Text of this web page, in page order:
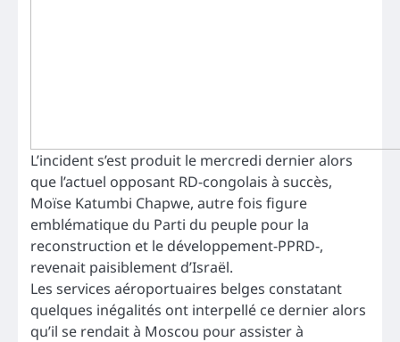
L’incident s’est produit le mercredi dernier alors
que l’actuel opposant RD-congolais à succès,
Moïse Katumbi Chapwe, autre fois figure
emblématique du Parti du peuple pour la
reconstruction et le développement-PPRD-,
revenait paisiblement d’Israël.
Les services aéroportuaires belges constatant
quelques inégalités ont interpellé ce dernier alors
qu’il se rendait à Moscou pour assister à